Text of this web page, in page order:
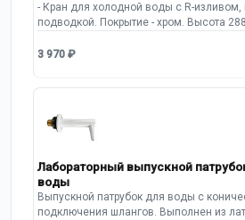
- Кран для холодной воды с R-изливом,
подводкой. Покрытие - хром. Высота
3 970 ₽
Лабораторный выпускной
воды
Выпускной патрубок для воды с
подключения шлангов. Выполнен из латуни, покрытой